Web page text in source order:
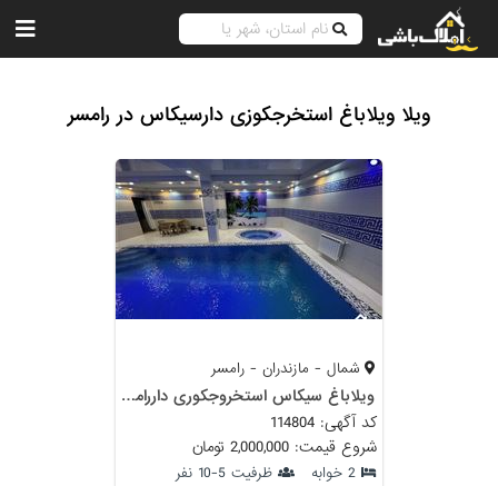
ویلا ویلاباغ استخرجکوزی دارسیکاس در رامسر
شمال - مازندران - رامسر
ویلاباغ سیکاس استخروجکوری داررامسربابهترین لوکیشن
کد آگهی: 114804
شروع قیمت: 2,000,000 تومان
2 خوابه
ظرفیت 5-10 نفر